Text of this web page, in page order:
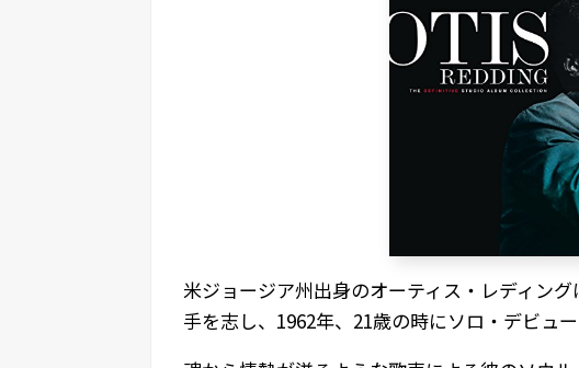
米ジョージア州出身のオーティス・レディン
手を志し、1962年、21歳の時にソロ・デビュー